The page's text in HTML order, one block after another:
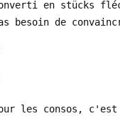
en stücks
besoin de
les consos,